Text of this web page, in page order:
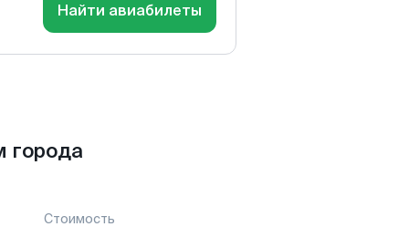
Найти авиабилеты
города
Стоимость